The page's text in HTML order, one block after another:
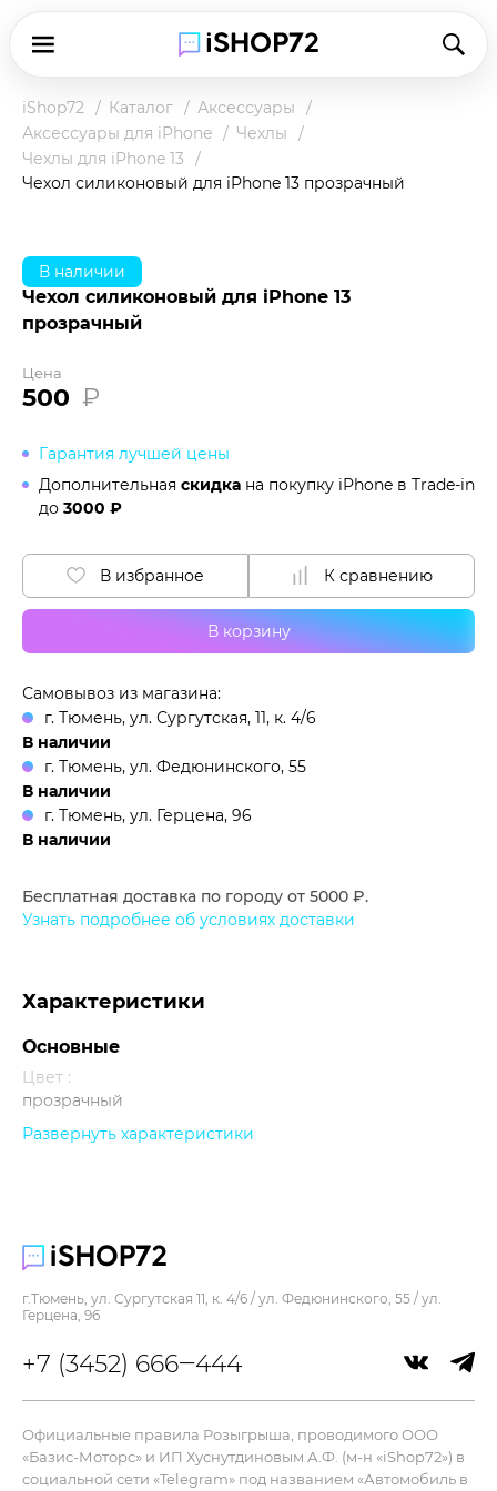
iShop72 Каталог
Аксессуары
Аксессуары для iPhone
Чехлы
Чехлы для iPhone 13
Чехол силиконовый для iPhone 13 прозрачный
В наличии
Чехол силиконовый для iPhone 13
прозрачный
Цена
500 ₽
Гарантия лучшей цены
Дополнительная скидка на покупку iPhone в Trade-in
до 3000 ₽
В корзину
В избранное К сравнению
Самовывоз из магазина:
г. Тюмень, ул. Сургутская, 11, к. 4/6
В наличии
г. Тюмень, ул. Федюнинского, 55
В наличии
г. Тюмень, ул. Герцена, 96
В наличии
Бесплатная доставка по городу от 5000 ₽.
Узнать подробнее об условиях доставки
Характеристики
Основные
Цвет :
прозрачный
Прочее
Развернуть характеристики
+7 (3452) 666‒444
г.Тюмень, ул. Сургутская 11, к. 4/6 / ул. Федюнинского, 55 / ул.
Герцена, 96
Официальные правила Розыгрыша, проводимого ООО
«Базис-Моторс» и ИП Хуснутдиновым А.Ф. (м-н «iShop72») в
социальной сети «Telegram» под названием «Автомобиль в